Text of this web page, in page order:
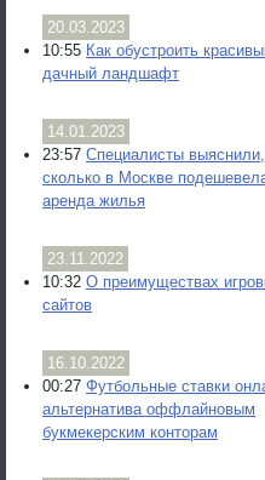
20.03.2023
10:55 Как обустроить
дачный ландшафт
14.01.2023
23:57 Специалисты
сколько в Москве
аренда жилья
23.11.2022
10:32 О преимуществах
сайтов
16.10.2022
00:27 Футбольные ставки
альтернатива оффлайновым
букмекерским конторам